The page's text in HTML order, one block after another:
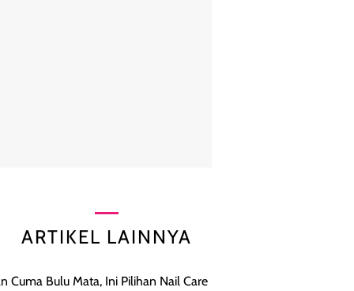
ARTIKEL LAINNYA
Cuma Bulu Mata, Ini Pilihan Nail Care